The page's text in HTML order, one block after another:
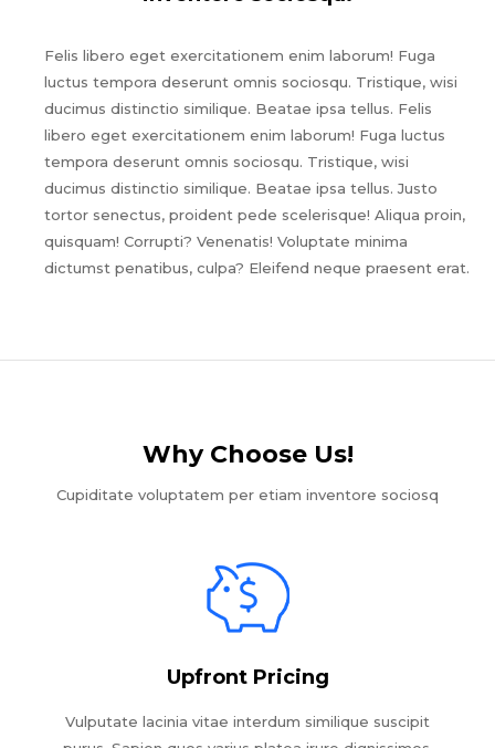
Felis libero eget exercitationem enim laborum! Fuga
luctus tempora deserunt omnis sociosqu. Tristique, wisi
ducimus distinctio similique. Beatae ipsa tellus. Felis
libero eget exercitationem enim laborum! Fuga luctus
tempora deserunt omnis sociosqu. Tristique, wisi
ducimus distinctio similique. Beatae ipsa tellus. Justo
tortor senectus, proident pede scelerisque! Aliqua proin,
quisquam! Corrupti? Venenatis! Voluptate minima
dictumst penatibus, culpa? Eleifend neque praesent erat.
Why Choose Us!​
Cupiditate voluptatem per etiam inventore sociosq
Upfront Pricing
Vulputate lacinia vitae interdum similique suscipit